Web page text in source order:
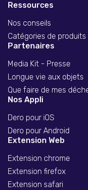
Ressources
Nos conseils
Catégories de produits
Partenaires
Media Kit - Presse
Longue vie aux objets
Que faire de mes
Nos Appli
Dero pour iOS
Dero pour Android
Extension Web
Extension chrome
Extension firefox
Extension safari